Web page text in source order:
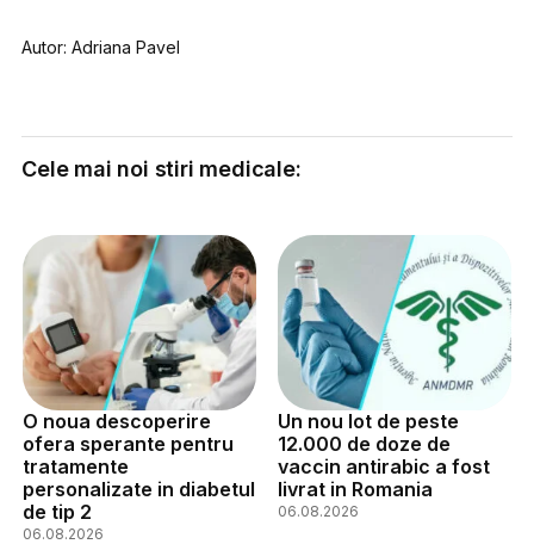
Autor: Adriana Pavel
Cele mai noi stiri medicale:
O noua descoperire
ofera sperante pentru
tratamente
personalizate in diabetul
de tip 2
06.08.2026
Un nou lot de peste
12.000 de doze de
vaccin antirabic a fost
livrat in Romania
06.08.2026